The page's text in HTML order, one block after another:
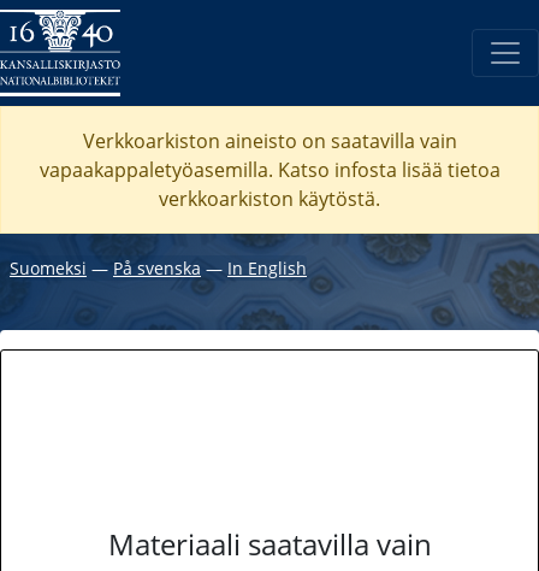
Verkkoarkiston aineisto on saatavilla vain
vapaakappaletyöasemilla. Katso infosta lisää tietoa
verkkoarkiston käytöstä.
Suomeksi ― På svenska ― In English
Materiaali saatavilla vain